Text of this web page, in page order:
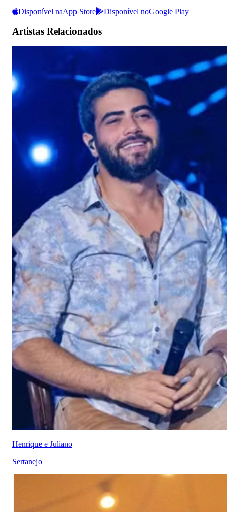
Disponível naApp Store Disponível noGoogle Play
Artistas Relacionados
Henrique e Juliano
Sertanejo